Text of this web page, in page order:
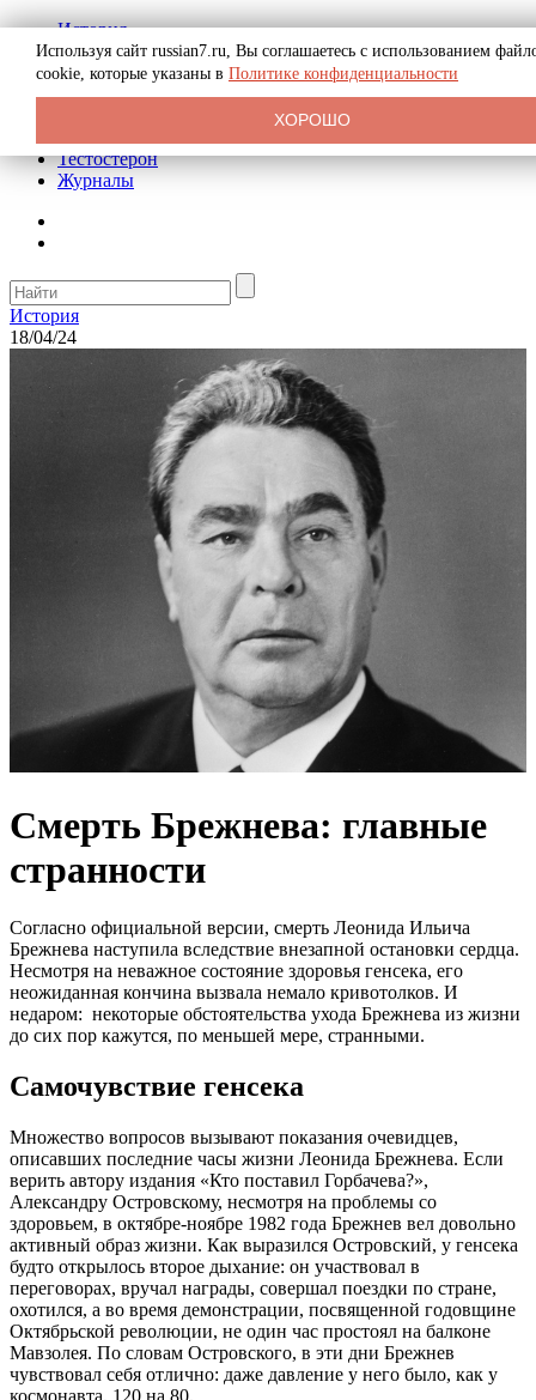
История
Биография
Криминал
Реклама на сайте
Тестостерон
Журналы
История
18/04/24
Смерть Брежнева: главные
странности
Согласно официальной версии, смерть Леонида Ильича
Брежнева наступила вследствие внезапной остановки сердца.
Несмотря на неважное состояние здоровья генсека, его
неожиданная кончина вызвала немало кривотолков. И
недаром: некоторые обстоятельства ухода Брежнева из жизни
до сих пор кажутся, по меньшей мере, странными.
Самочувствие генсека
Множество вопросов вызывают показания очевидцев,
описавших последние часы жизни Леонида Брежнева. Если
верить автору издания «Кто поставил Горбачева?»,
Александру Островскому, несмотря на проблемы со
здоровьем, в октябре-ноябре 1982 года Брежнев вел довольно
активный образ жизни. Как выразился Островский, у генсека
будто открылось второе дыхание: он участвовал в
переговорах, вручал награды, совершал поездки по стране,
охотился, а во время демонстрации, посвященной годовщине
Октябрьской революции, не один час простоял на балконе
Мавзолея. По словам Островского, в эти дни Брежнев
чувствовал себя отлично: даже давление у него было, как у
космонавта, 120 на 80.
Используя сайт russian7.ru, Вы соглашаетесь с использованием
cookie, которые указаны в Политике конфиденциальности
ХОРОШО